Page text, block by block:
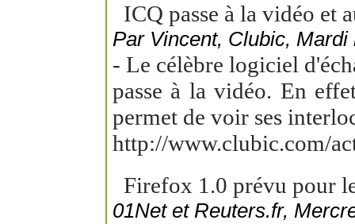
ICQ passe à la vidéo et
Par Vincent, Clubic, Mardi
- Le célèbre logiciel
passe à la vidéo. En
permet de voir ses
http://www.clubic.com/
Firefox 1.0 prévu pour
01Net et Reuters.fr,